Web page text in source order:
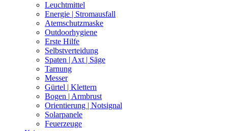
Leuchtmittel
Energie | Stromausfall
Atemschutzmaske
Outdoorhygiene
Erste Hilfe
Selbstverteidung
Spaten | Axt | Säge
Tarnung
Messer
Gürtel | Klettern
Bogen | Armbrust
Orientierung | Notsignal
Solarpanele
Feuerzeuge